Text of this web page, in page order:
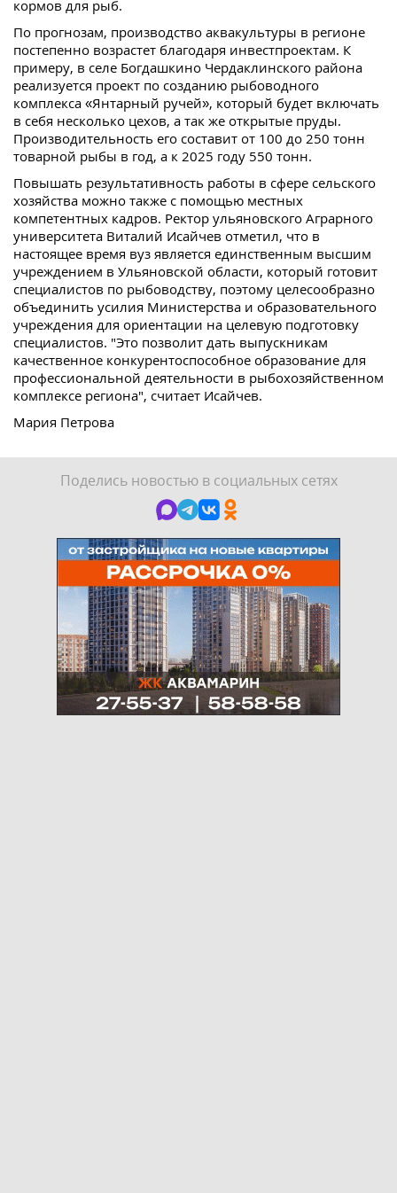
кормов для рыб.
По прогнозам, производство аквакультуры в регионе
постепенно возрастет благодаря инвестпроектам. К
примеру, в селе Богдашкино Чердаклинского района
реализуется проект по созданию рыбоводного
комплекса «Янтарный ручей», который будет включать
в себя несколько цехов, а так же открытые пруды.
Производительность его составит от 100 до 250 тонн
товарной рыбы в год, а к 2025 году 550 тонн.
Повышать результативность работы в сфере сельского
хозяйства можно также с помощью местных
компетентных кадров. Ректор ульяновского Аграрного
университета Виталий Исайчев отметил, что в
настоящее время вуз является единственным высшим
учреждением в Ульяновской области, который готовит
специалистов по рыбоводству, поэтому целесообразно
объединить усилия Министерства и образовательного
учреждения для ориентации на целевую подготовку
специалистов. "Это позволит дать выпускникам
качественное конкурентоспособное образование для
профессиональной деятельности в рыбохозяйственном
комплексе региона", считает Исайчев.
Мария Петрова
Поделись новостью в социальных сетях